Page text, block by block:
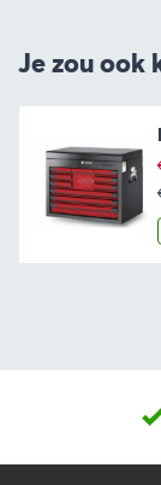
Je zou ook